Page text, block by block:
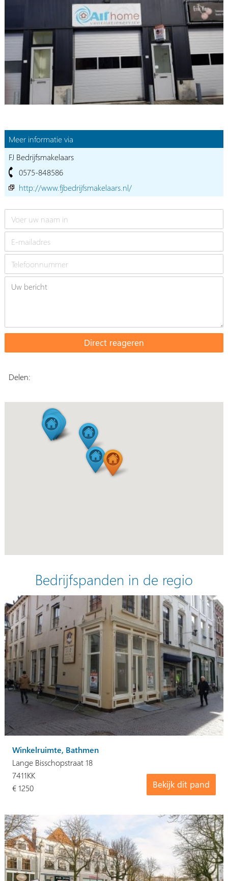
Meer informatie via
FJ Bedrijfsmakelaars
0575-848586
http://www.fjbedrijfsmakelaars.nl/
Delen:
Bedrijfspanden in de regio
Winkelruimte, Bathmen
Lange Bisschopstraat 18
Bekijk dit pand
7411KK
€ 1250